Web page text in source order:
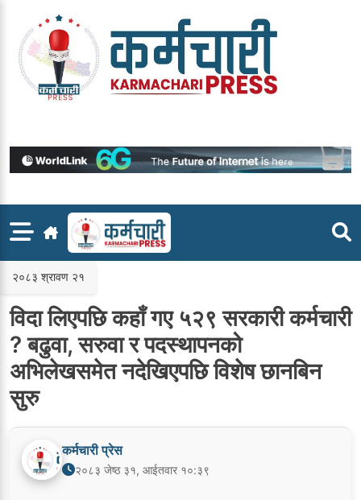
content
२०८३ श्रावण २१
विदा लिएपछि कहाँ गए ५२९ सरकारी कर्मचारी
? बढुवा, सरुवा र पदस्थापनको
अभिलेखसमेत नदेखिएपछि विशेष छानबिन
सुरु
कर्मचारी प्रेस
२०८३ जेष्ठ ३१, आईतवार १०:३९